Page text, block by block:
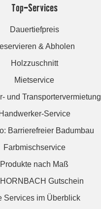
Top-Services
Dauertiefpreis
& Abholen
Holzzuschnitt
Mietservice
und Transportervermietung
Handwerker-Service
Barrierefreier Badumbau
Farbmischservice
Produkte nach Maß
Gutschein
Services im Überblick